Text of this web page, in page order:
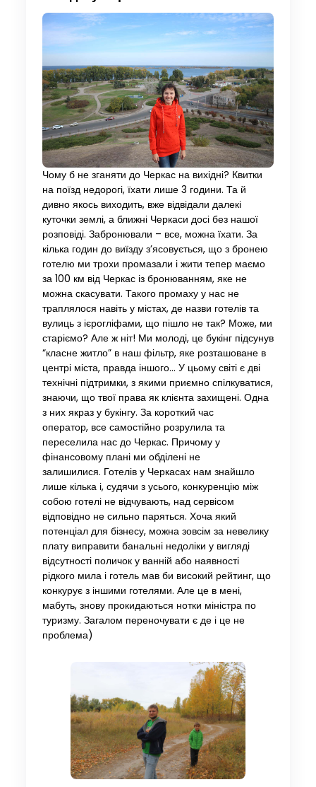
Чому б не зганяти до Черкас на вихідні? Квитки
на поїзд недорогі, їхати лише 3 години. Та й
дивно якось виходить, вже відвідали далекі
куточки землі, а ближні Черкаси досі без нашої
розповіді. Забронювали – все, можна їхати. За
кілька годин до виїзду з’ясовується, що з бронею
готелю ми трохи промазали і жити тепер маємо
за 100 км від Черкас із бронюванням, яке не
можна скасувати. Такого промаху у нас не
траплялося навіть у містах, де назви готелів та
вулиць з ієрогліфами, що пішло не так? Може, ми
старіємо? Але ж ніт! Ми молоді, це букінг підсунув
“класне житло” в наш фільтр, яке розташоване в
центрі міста, правда іншого… У цьому світі є дві
технічні підтримки, з якими приємно спілкуватися,
знаючи, що твої права як клієнта захищені. Одна
з них якраз у букінгу. За короткий час
оператор, все самостійно розрулила та
переселила нас до Черкас. Причому у
фінансовому плані ми обділені не
залишилися. Готелів у Черкасах нам знайшло
лише кілька і, судячи з усього, конкуренцію між
собою готелі не відчувають, над сервісом
відповідно не сильно паряться. Хоча який
потенціал для бізнесу, можна зовсім за невелику
плату виправити банальні недоліки у вигляді
відсутності поличок у ванній або наявності
рідкого мила і готель мав би високий рейтинг, що
конкурує з іншими готелями. Але це в мені,
мабуть, знову прокидаються нотки міністра по
туризму. Загалом переночувати є де і це не
проблема)